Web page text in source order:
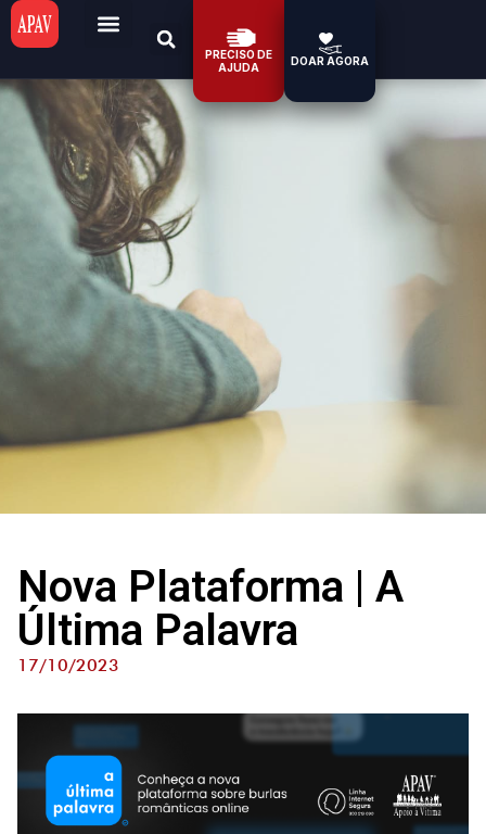
PRECISO DE
AJUDA
DOAR AGORA
Nova Plataforma | A
Última Palavra
17/10/2023